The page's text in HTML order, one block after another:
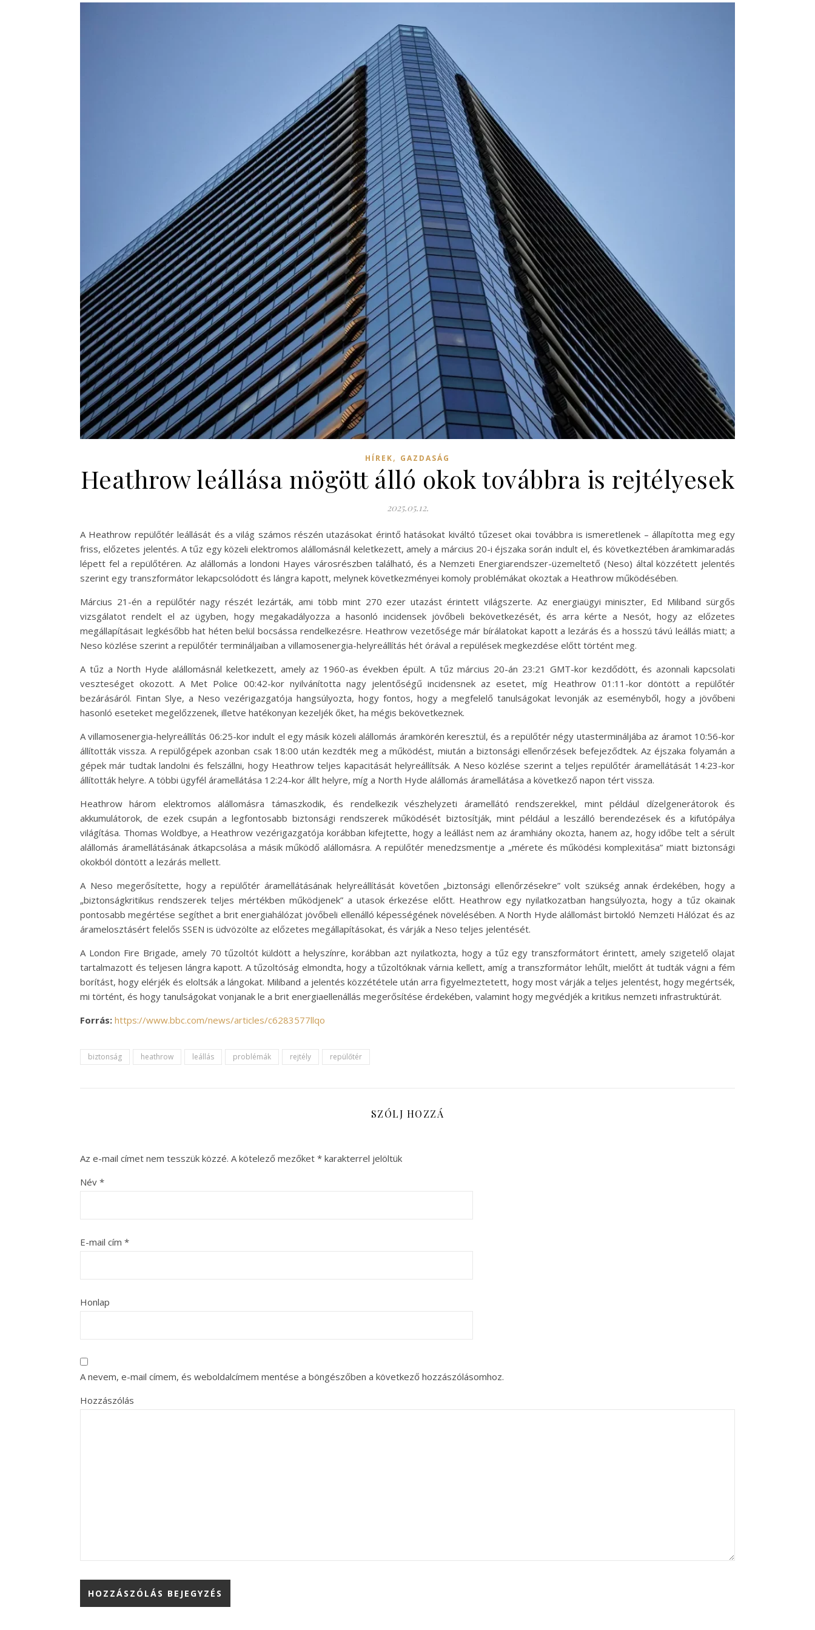
HÍREK, GAZDASÁG
Heathrow leállása mögött álló okok továbbra is rejtélyesek
2025.05.12.
A Heathrow repülőtér leállását és a világ számos részén utazásokat érintő hatásokat kiváltó tűzeset okai továbbra is ismeretlenek – állapította meg egy
friss, előzetes jelentés. A tűz egy közeli elektromos alállomásnál keletkezett, amely a március 20-i éjszaka során indult el, és következtében áramkimaradás
lépett fel a repülőtéren. Az alállomás a londoni Hayes városrészben található, és a Nemzeti Energiarendszer-üzemeltető (Neso) által közzétett jelentés
szerint egy transzformátor lekapcsolódott és lángra kapott, melynek következményei komoly problémákat okoztak a Heathrow működésében.
Március 21-én a repülőtér nagy részét lezárták, ami több mint 270 ezer utazást érintett világszerte. Az energiaügyi miniszter, Ed Miliband sürgős
vizsgálatot rendelt el az ügyben, hogy megakadályozza a hasonló incidensek jövőbeli bekövetkezését, és arra kérte a Nesót, hogy az előzetes
megállapításait legkésőbb hat héten belül bocsássa rendelkezésre. Heathrow vezetősége már bírálatokat kapott a lezárás és a hosszú távú leállás miatt; a
Neso közlése szerint a repülőtér termináljaiban a villamosenergia-helyreállítás hét órával a repülések megkezdése előtt történt meg.
A tűz a North Hyde alállomásnál keletkezett, amely az 1960-as években épült. A tűz március 20-án 23:21 GMT-kor kezdődött, és azonnali kapcsolati
veszteséget okozott. A Met Police 00:42-kor nyilvánította nagy jelentőségű incidensnek az esetet, míg Heathrow 01:11-kor döntött a repülőtér
bezárásáról. Fintan Slye, a Neso vezérigazgatója hangsúlyozta, hogy fontos, hogy a megfelelő tanulságokat levonják az eseményből, hogy a jövőbeni
hasonló eseteket megelőzzenek, illetve hatékonyan kezeljék őket, ha mégis bekövetkeznek.
A villamosenergia-helyreállítás 06:25-kor indult el egy másik közeli alállomás áramkörén keresztül, és a repülőtér négy utastermináljába az áramot 10:56-kor
állították vissza. A repülőgépek azonban csak 18:00 után kezdték meg a működést, miután a biztonsági ellenőrzések befejeződtek. Az éjszaka folyamán a
gépek már tudtak landolni és felszállni, hogy Heathrow teljes kapacitását helyreállítsák. A Neso közlése szerint a teljes repülőtér áramellátását 14:23-kor
állították helyre. A többi ügyfél áramellátása 12:24-kor állt helyre, míg a North Hyde alállomás áramellátása a következő napon tért vissza.
Heathrow három elektromos alállomásra támaszkodik, és rendelkezik vészhelyzeti áramellátó rendszerekkel, mint például dízelgenerátorok és
akkumulátorok, de ezek csupán a legfontosabb biztonsági rendszerek működését biztosítják, mint például a leszálló berendezések és a kifutópálya
világítása. Thomas Woldbye, a Heathrow vezérigazgatója korábban kifejtette, hogy a leállást nem az áramhiány okozta, hanem az, hogy időbe telt a sérült
alállomás áramellátásának átkapcsolása a másik működő alállomásra. A repülőtér menedzsmentje a „mérete és működési komplexitása” miatt biztonsági
okokból döntött a lezárás mellett.
A Neso megerősítette, hogy a repülőtér áramellátásának helyreállítását követően „biztonsági ellenőrzésekre” volt szükség annak érdekében, hogy a
„biztonságkritikus rendszerek teljes mértékben működjenek” a utasok érkezése előtt. Heathrow egy nyilatkozatban hangsúlyozta, hogy a tűz okainak
pontosabb megértése segíthet a brit energiahálózat jövőbeli ellenálló képességének növelésében. A North Hyde alállomást birtokló Nemzeti Hálózat és az
áramelosztásért felelős SSEN is üdvözölte az előzetes megállapításokat, és várják a Neso teljes jelentését.
A London Fire Brigade, amely 70 tűzoltót küldött a helyszínre, korábban azt nyilatkozta, hogy a tűz egy transzformátort érintett, amely szigetelő olajat
tartalmazott és teljesen lángra kapott. A tűzoltóság elmondta, hogy a tűzoltóknak várnia kellett, amíg a transzformátor lehűlt, mielőtt át tudták vágni a fém
borítást, hogy elérjék és eloltsák a lángokat. Miliband a jelentés közzététele után arra figyelmeztetett, hogy most várják a teljes jelentést, hogy megértsék,
mi történt, és hogy tanulságokat vonjanak le a brit energiaellenállás megerősítése érdekében, valamint hogy megvédjék a kritikus nemzeti infrastruktúrát.
Forrás: https://www.bbc.com/news/articles/c6283577llqo
biztonság heathrow leállás problémák rejtély repülőtér
SZÓLJ HOZZÁ
Az e-mail címet nem tesszük közzé. A kötelező mezőket * karakterrel jelöltük
Név *
E-mail cím *
Honlap
A nevem, e-mail címem, és weboldalcímem mentése a böngészőben a következő hozzászólásomhoz.
Hozzászólás